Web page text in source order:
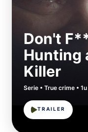
Don't
Hunting
Killer
Serie • True crime •
TRAILER